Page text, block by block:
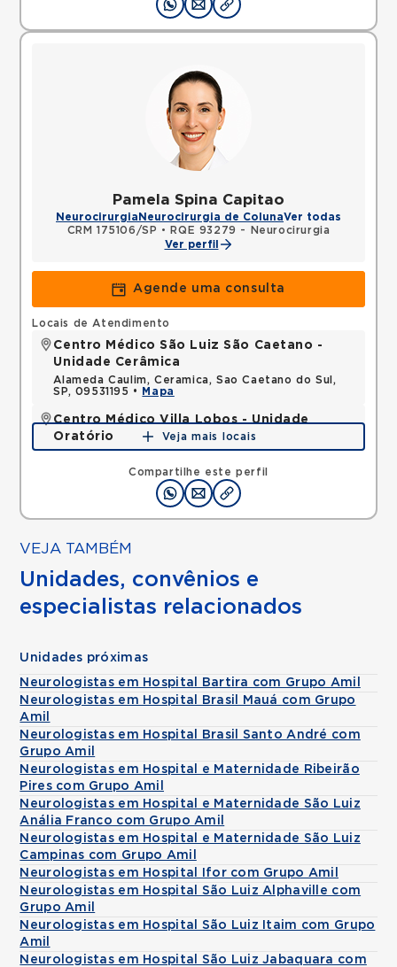
Pamela Spina Capitao
Neurocirurgia Neurocirurgia de ColunaVer todas
CRM 175106/SP •
RQE 93279 - Neurocirurgia
Ver perfil
Agende uma consulta
Compartilhe este perfil
Locais de Atendimento
Centro Médico São Luiz São Caetano -
Unidade Cerâmica
Alameda Caulim, Ceramica, Sao Caetano do Sul,
SP, 09531195 •
Mapa
Centro Médico Villa Lobos - Unidade
Oratório
Rua do Oratorio, Mooca, Sao Paulo, SP, 03117000 •
Veja mais locais
VEJA TAMBÉM
Unidades, convênios e
especialistas relacionados
Unidades próximas
Neurologistas em Hospital Bartira com Grupo Amil
Neurologistas em Hospital Brasil Mauá com Grupo
Amil
Neurologistas em Hospital Brasil Santo André com
Grupo Amil
Neurologistas em Hospital e Maternidade Ribeirão
Pires com Grupo Amil
Neurologistas em Hospital e Maternidade São Luiz
Anália Franco com Grupo Amil
Neurologistas em Hospital e Maternidade São Luiz
Campinas com Grupo Amil
Neurologistas em Hospital Ifor com Grupo Amil
Neurologistas em Hospital São Luiz Alphaville com
Grupo Amil
Neurologistas em Hospital São Luiz Itaim com Grupo
Amil
Neurologistas em Hospital São Luiz Jabaquara com